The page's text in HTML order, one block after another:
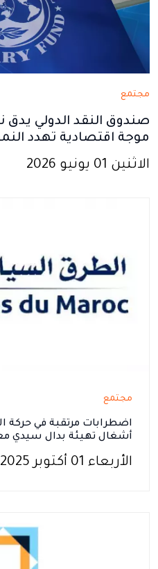
مجتمع
صندوق النقد الدولي
موجة اقتصادية تهدد
الاثنين 01 يونيو 2026
مجتمع
اضطرابات مرتقبة في حركة
أشغال تهيئة بدال سيدي
الأربعاء 01 أكتوبر 2025